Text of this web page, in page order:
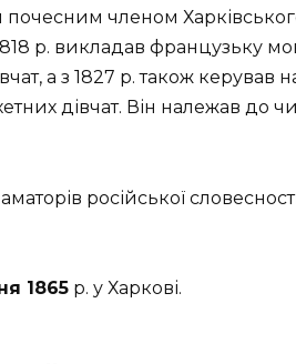
членом
р. викладав французьку
а з 1827 р. також керував
дівчат. Він належав до
російської
1865 р. у Харкові.